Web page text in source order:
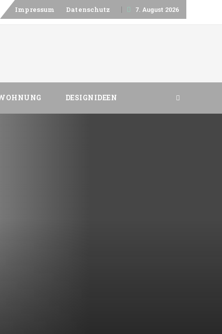
SkipImpressum Datenschutz 7. August 2026
DESIGNIDEEN